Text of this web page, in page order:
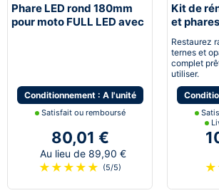
Phare LED rond 180mm
pour moto FULL LED avec
Conditionnement : A l'unité
Satisfait ou remboursé
80,01 €
Au lieu de 89,90 €
★ ★ ★ ★ ★ (5/5)
Kit de
et
Restaurez
ternes et
complet
utiliser.
★